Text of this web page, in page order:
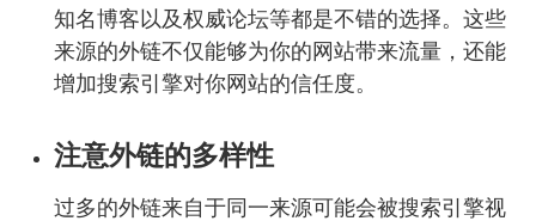
知名博客以及权威论坛等都是不错的选择。这些
来源的外链不仅能够为你的网站带来流量，还能
增加搜索引擎对你网站的信任度。
注意外链的多样性
过多的外链来自于同一来源可能会被搜索引擎视